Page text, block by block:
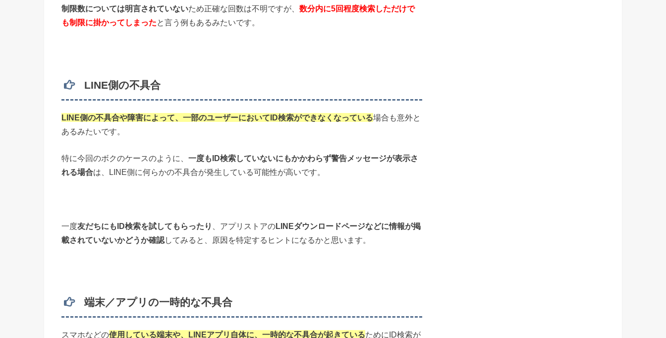
制限数については明言されていないため正確な回数は不明ですが、 数分内に5回程度検索しただけで
も制限に掛かってしまったと言う例もあるみたいです。
LINE側の不具合
LINE側の不具合や障害によって、一部のユーザーにおいてID検索ができなくなっている場合も意外と
あるみたいです。
特に今回のボクのケースのように、 一度もID検索していないにもかかわらず警告メッセージが表示さ
れる場合は、LINE側に何らかの不具合が発生している可能性が高いです。
一度友だちにもID検索を試してもらったり 、アプリストアのLINEダウンロードページなどに情報が掲
載されていないかどうか確認してみると、原因を特定するヒントになるかと思います。
端末／アプリの一時的な不具合
スマホなどの使用している端末や、LINEアプリ自体に、一時的な不具合が起きているためにID検索が